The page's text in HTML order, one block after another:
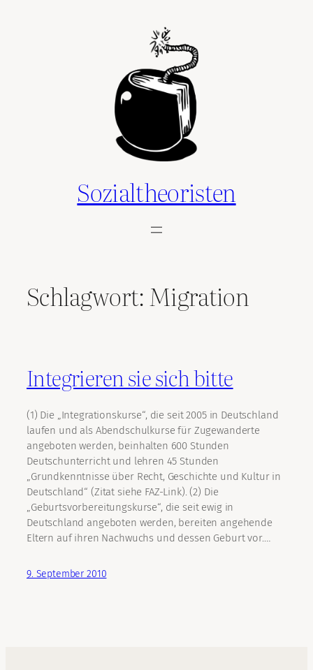
Sozialtheoristen
Schlagwort: Migration
Integrieren sie sich bitte
(1) Die „Integrationskurse“, die seit 2005 in Deutschland
laufen und als Abendschulkurse für Zugewanderte
angeboten werden, beinhalten 600 Stunden
Deutschunterricht und lehren 45 Stunden
„Grundkenntnisse über Recht, Geschichte und Kultur in
Deutschland“ (Zitat siehe FAZ-Link). (2) Die
„Geburtsvorbereitungskurse“, die seit ewig in
Deutschland angeboten werden, bereiten angehende
Eltern auf ihren Nachwuchs und dessen Geburt vor.…
9. September 2010